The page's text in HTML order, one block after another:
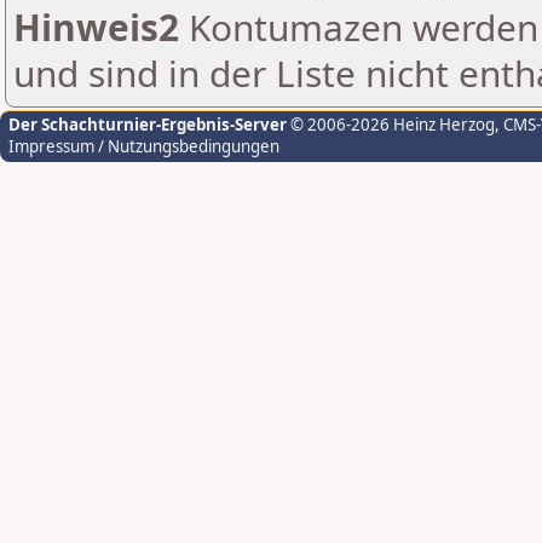
Hinweis2 Kontumazen
und sind in der Liste nicht
Der Schachturnier-Ergebnis-Server© 2006-2026 Heinz Herzog,
Impressum / Nutzungsbedingungen